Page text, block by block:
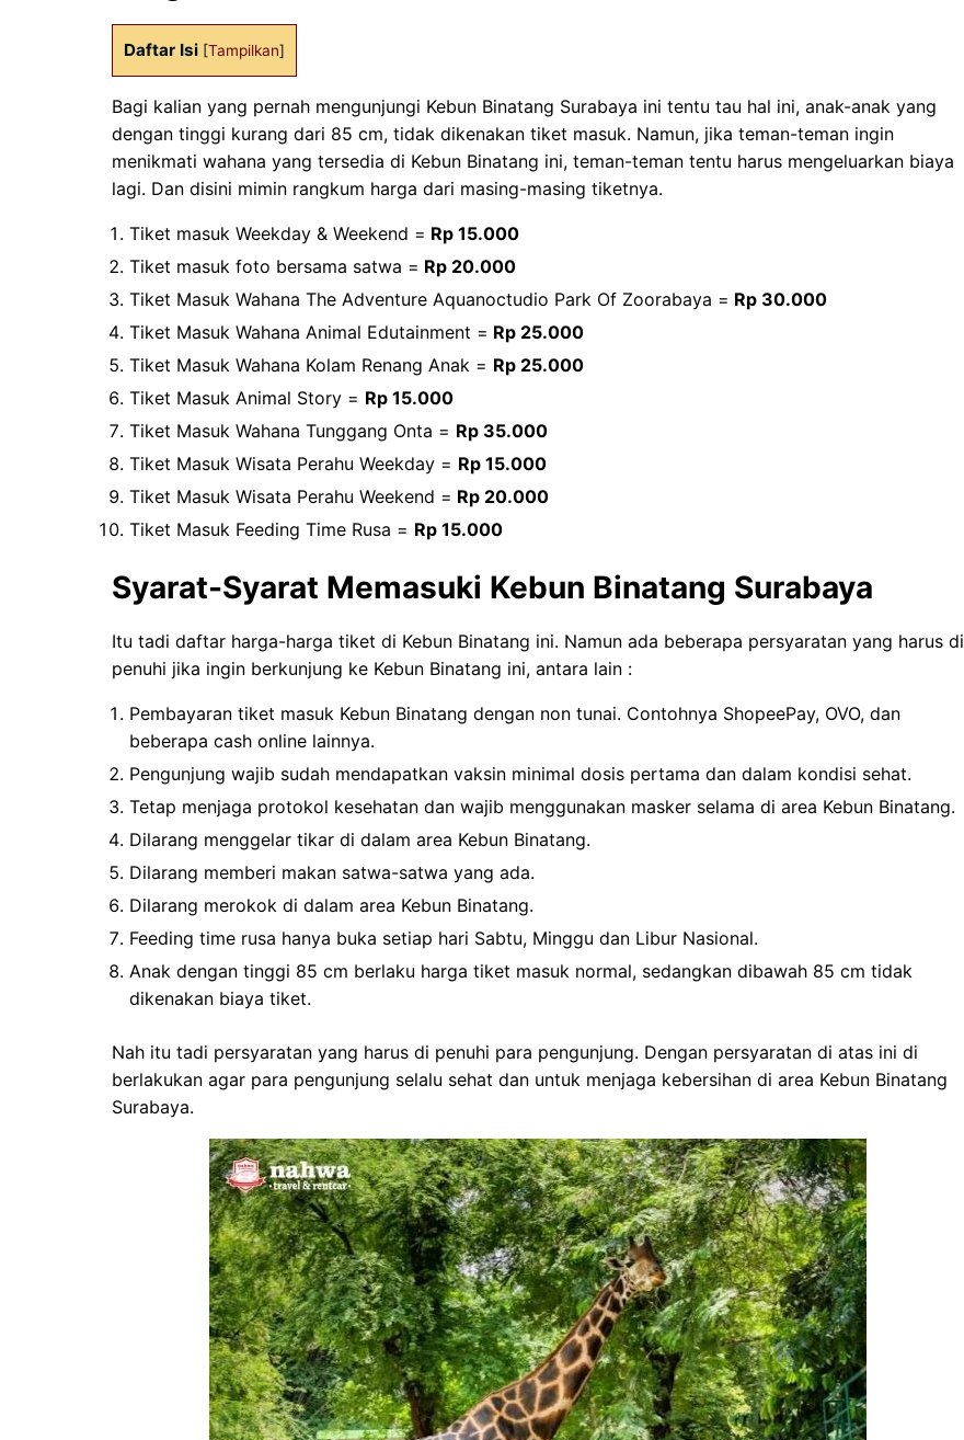
Daftar Isi [Tampilkan]
Bagi kalian yang pernah mengunjungi Kebun Binatang Surabaya ini tentu tau hal ini, anak-anak yang
dengan tinggi kurang dari 85 cm, tidak dikenakan tiket masuk. Namun, jika teman-teman ingin
menikmati wahana yang tersedia di Kebun Binatang ini, teman-teman tentu harus mengeluarkan biaya
lagi. Dan disini mimin rangkum harga dari masing-masing tiketnya.
Tiket masuk Weekday & Weekend = Rp 15.000
Tiket masuk foto bersama satwa = Rp 20.000
Tiket Masuk Wahana The Adventure Aquanoctudio Park Of Zoorabaya = Rp 30.000
Tiket Masuk Wahana Animal Edutainment = Rp 25.000
Tiket Masuk Wahana Kolam Renang Anak = Rp 25.000
Tiket Masuk Animal Story = Rp 15.000
Tiket Masuk Wahana Tunggang Onta = Rp 35.000
Tiket Masuk Wisata Perahu Weekday = Rp 15.000
Tiket Masuk Wisata Perahu Weekend = Rp 20.000
Tiket Masuk Feeding Time Rusa = Rp 15.000
Syarat-Syarat Memasuki Kebun Binatang Surabaya
Itu tadi daftar harga-harga tiket di Kebun Binatang ini. Namun ada beberapa persyaratan yang harus di
penuhi jika ingin berkunjung ke Kebun Binatang ini, antara lain :
Pembayaran tiket masuk Kebun Binatang dengan non tunai. Contohnya ShopeePay, OVO, dan
beberapa cash online lainnya.
Pengunjung wajib sudah mendapatkan vaksin minimal dosis pertama dan dalam kondisi sehat.
Tetap menjaga protokol kesehatan dan wajib menggunakan masker selama di area Kebun Binatang.
Dilarang menggelar tikar di dalam area Kebun Binatang.
Dilarang memberi makan satwa-satwa yang ada.
Dilarang merokok di dalam area Kebun Binatang.
Feeding time rusa hanya buka setiap hari Sabtu, Minggu dan Libur Nasional.
Anak dengan tinggi 85 cm berlaku harga tiket masuk normal, sedangkan dibawah 85 cm tidak
dikenakan biaya tiket.
Nah itu tadi persyaratan yang harus di penuhi para pengunjung. Dengan persyaratan di atas ini di
berlakukan agar para pengunjung selalu sehat dan untuk menjaga kebersihan di area Kebun Binatang
Surabaya.